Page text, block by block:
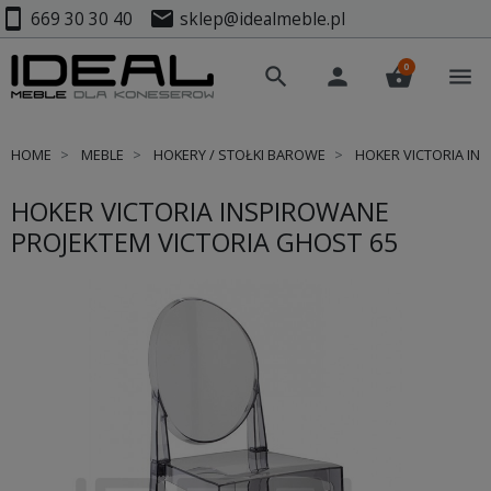
smartphone 669 30 30 40 mail sklep@idealmeble.pl
search person shopping_basket
0 menu
HOME MEBLE HOKERY / STOŁKI BAROWE HOKER VICTORIA
HOKER VICTORIA INSPIROWANE
PROJEKTEM VICTORIA GHOST 65